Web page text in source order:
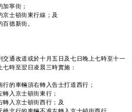
寧街；
士頓街東行線；及
德新街。
通改道或於十月五日及七日晚上七時至十一
時至翌日凌晨三時實施：
的車輛須右轉入告士打道西行；
入京士頓街東行；
入京士頓街西行；及